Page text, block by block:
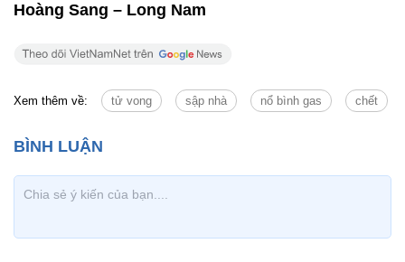
Hoàng Sang – Long Nam
Xem thêm về: tử vong sập nhà nổ bình gas chết